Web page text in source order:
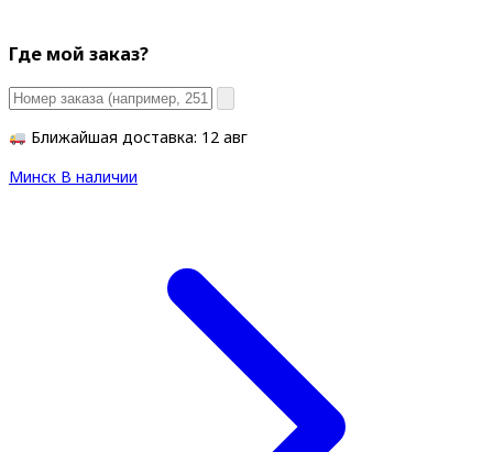
Где мой заказ?
Ближайшая доставка: 12 авг
Минск В наличии